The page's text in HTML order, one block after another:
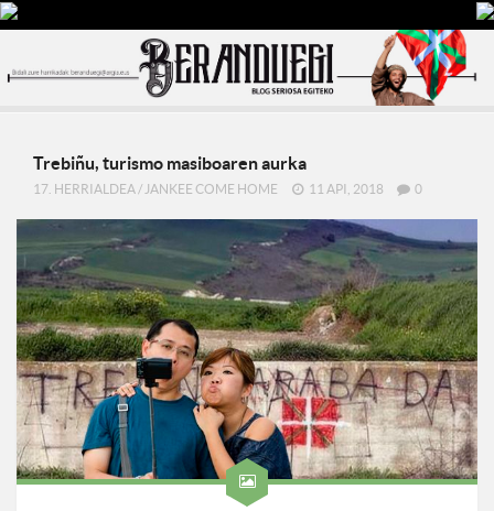
Trebiñu, turismo masiboaren aurka
17. HERRIALDEA / JANKEE COME HOME 11 API, 2018 0